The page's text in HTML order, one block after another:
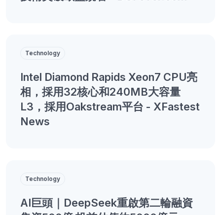
Technology
Intel Diamond Rapids Xeon7 CPU亮
相，採用32核心和240MB大容量
L3，採用Oakstream平台 - XFastest
News
Technology
AI巨頭｜DeepSeek重啟第二輪融資